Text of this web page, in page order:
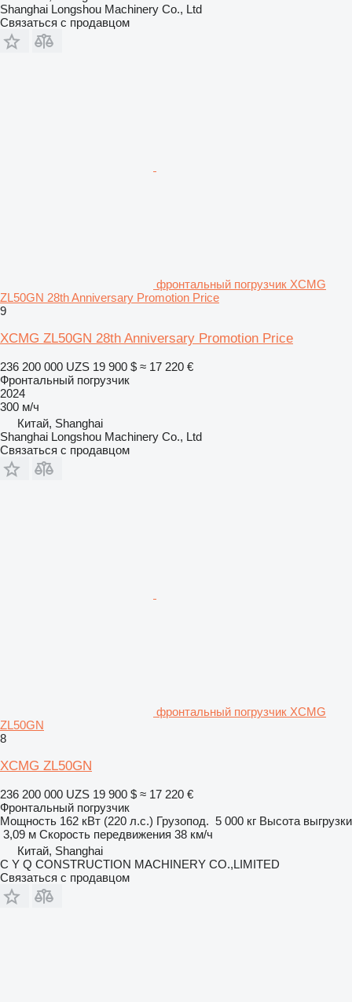
Shanghai Longshou Machinery Co., Ltd
Связаться с продавцом
фронтальный погрузчик XCMG
ZL50GN 28th Anniversary Promotion Price
9
XCMG ZL50GN 28th Anniversary Promotion Price
236 200 000 UZS 19 900 $ ≈ 17 220 €
Фронтальный погрузчик
2024
300 м/ч
Китай, Shanghai
Shanghai Longshou Machinery Co., Ltd
Связаться с продавцом
фронтальный погрузчик XCMG
ZL50GN
8
XCMG ZL50GN
236 200 000 UZS 19 900 $ ≈ 17 220 €
Фронтальный погрузчик
Мощность 162 кВт (220 л.с.) Грузопод. 5 000 кг Высота выгрузки
3,09 м Скорость передвижения 38 км/ч
Китай, Shanghai
C Y Q CONSTRUCTION MACHINERY CO.,LIMITED
Связаться с продавцом